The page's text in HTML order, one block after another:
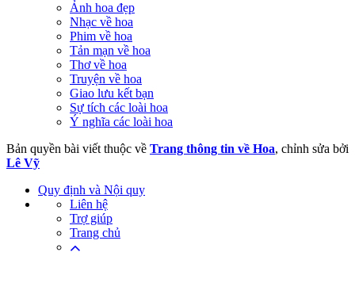
Ảnh hoa đẹp
Nhạc về hoa
Phim về hoa
Tản mạn về hoa
Thơ về hoa
Truyện về hoa
Giao lưu kết bạn
Sự tích các loài hoa
Ý nghĩa các loài hoa
Bản quyền bài viết thuộc về Trang thông tin về Hoa, chỉnh sửa bởi
Lê Vỹ
Quy định và Nội quy
Liên hệ
Trợ giúp
Trang chủ